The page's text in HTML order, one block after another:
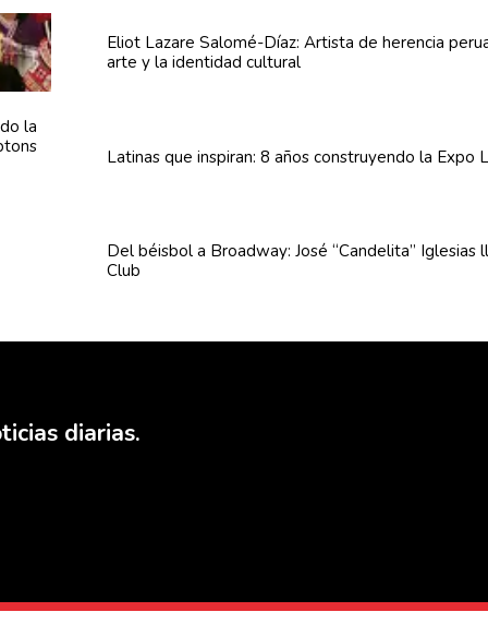
Eliot Lazare Salomé-Díaz: Artista de herencia
arte y la identidad cultural
Latinas que inspiran: 8 años construyendo la Expo
Del béisbol a Broadway: José “Candelita” Iglesias
Club
diarias.